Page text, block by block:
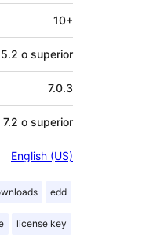
10+
5.2 o superior
7.0.3
7.2 o superior
English (US)
edd
license key